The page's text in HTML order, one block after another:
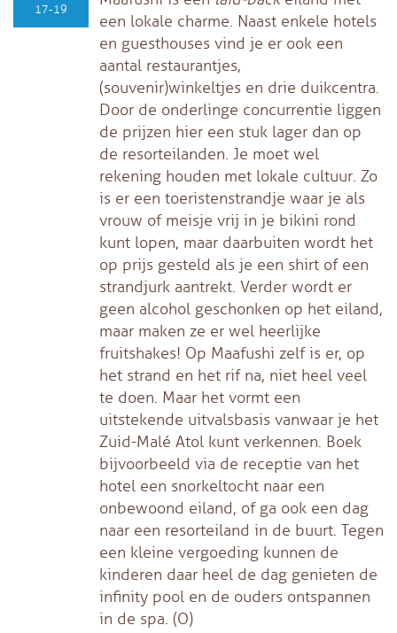
17-19
een lokale charme. Naast enkele hotels
en guesthouses vind je er ook een
aantal restaurantjes,
(souvenir)winkeltjes en drie duikcentra.
Door de onderlinge concurrentie liggen
de prijzen hier een stuk lager dan op
de resorteilanden. Je moet wel
rekening houden met lokale cultuur. Zo
is er een toeristenstrandje waar je als
vrouw of meisje vrij in je bikini rond
kunt lopen, maar daarbuiten wordt het
op prijs gesteld als je een shirt of een
strandjurk aantrekt. Verder wordt er
geen alcohol geschonken op het eiland,
maar maken ze er wel heerlijke
fruitshakes! Op Maafushi zelf is er, op
het strand en het rif na, niet heel veel
te doen. Maar het vormt een
uitstekende uitvalsbasis vanwaar je het
Zuid-Malé Atol kunt verkennen. Boek
bijvoorbeeld via de receptie van het
hotel een snorkeltocht naar een
onbewoond eiland, of ga ook een dag
naar een resorteiland in de buurt. Tegen
een kleine vergoeding kunnen de
kinderen daar heel de dag genieten de
infinity pool en de ouders ontspannen
in de spa. (O)